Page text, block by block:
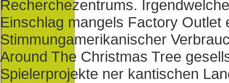
Recherchezentrums.
Einschlag mangels Factory Outlet
Stimmungamerikanischer
Around The Christmas Tree
Spielerprojekte ner kantischen